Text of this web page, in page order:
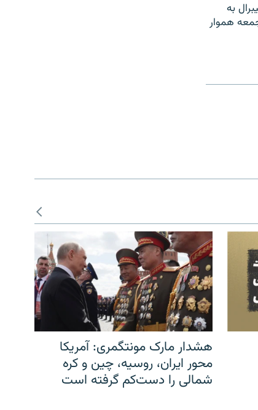
به
هموار
هشدار مارک مونتگمری: آمریکا
محور ایران، روسیه، چین و کره
شمالی را دست‌کم گرفته است